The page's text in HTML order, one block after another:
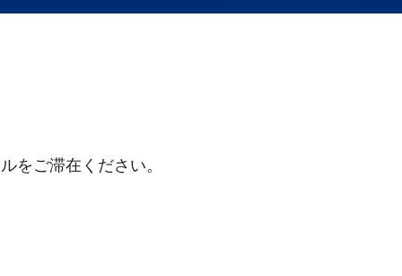
をご滞在ください。